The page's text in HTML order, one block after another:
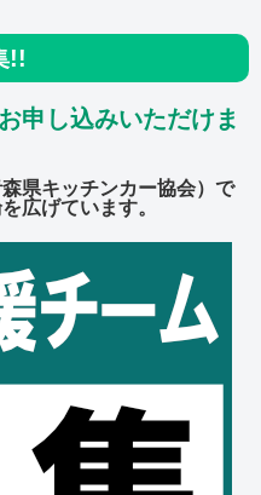
!!
申し込みいただけま
県キッチンカー協会）で
広げています。